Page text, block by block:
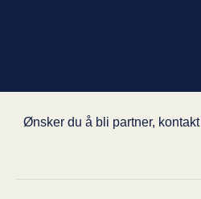
Ønsker du å bli partner, kontakt